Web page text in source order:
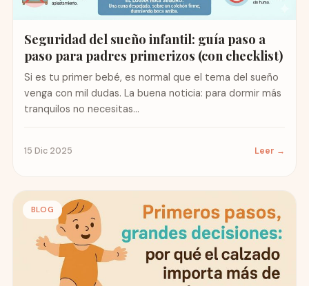
Seguridad del sueño infantil: guía paso a
paso para padres primerizos (con checklist)
Si es tu primer bebé, es normal que el tema del sueño
venga con mil dudas. La buena noticia: para dormir más
tranquilos no necesitas...
15 Dic 2025 Leer →
BLOG